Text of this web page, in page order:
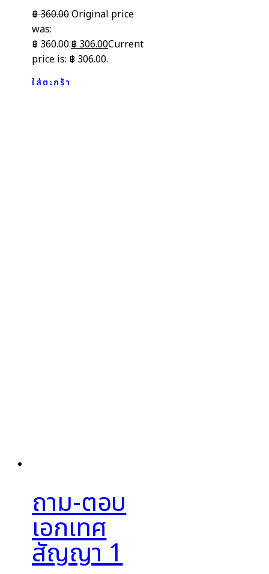
฿360.00Original price
was:
฿ 360.00.฿306.00Current
price is: ฿ 306.00.
ใส่ตะกร้า
ถาม-ตอบ
เอกเทศ
สัญญา 1